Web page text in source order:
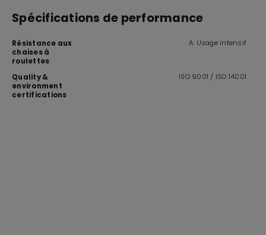
Spécifications de performance
Résistance aux
chaises à
roulettes
A: Usage intensif
Quality &
environment
certifications
ISO 9001 / ISO 14001